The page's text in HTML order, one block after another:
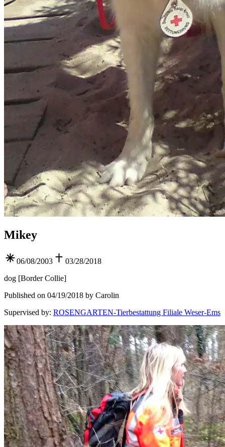
Mikey
06/08/2003
03/28/2018
dog [Border Collie]
Published on 04/19/2018 by Carolin
Supervised by: ROSENGARTEN-Tierbestattung Filiale Weser-Ems